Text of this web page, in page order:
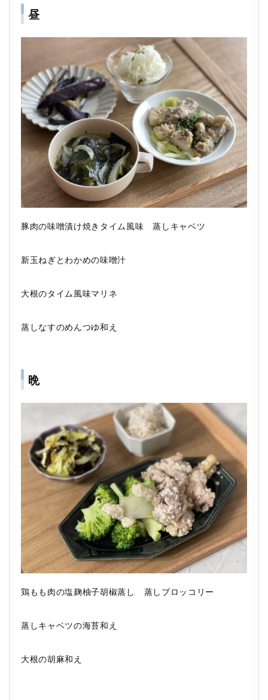
昼
豚肉の味噌漬け焼きタイム風味 蒸しキャベツ
新玉ねぎとわかめの味噌汁
大根のタイム風味マリネ
蒸しなすのめんつゆ和え
晩
鶏もも肉の塩麹柚子胡椒蒸し 蒸しブロッコリー
蒸しキャベツの海苔和え
大根の胡麻和え